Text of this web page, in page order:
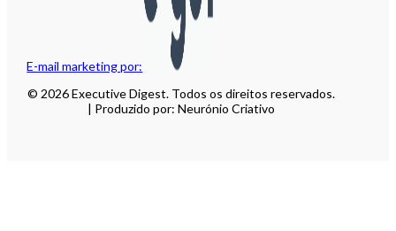
E-mail marketing por:
© 2026 Executive Digest. Todos os direitos reservados.
| Produzido por: Neurónio Criativo